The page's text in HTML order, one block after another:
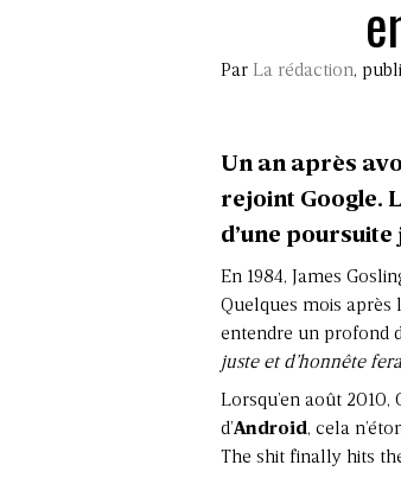
Par La rédaction,
Un an après
rejoint Google.
d’une
En 1984, James
Quelques mois après
entendre un profond
juste et d’honnête
Lorsqu’en août
d’Android, cela
The shit finally hits